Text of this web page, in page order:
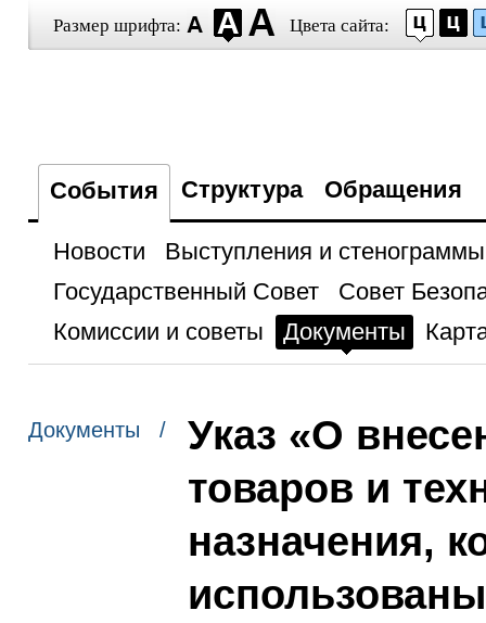
Размер шрифта: Цвета сайта:
События Структура Обращения
Новости
Выступления и стенограммы
Государственный Совет
Совет
Комиссии и советы
Документы
Документы /
Указ «О
товаров и
назначения,